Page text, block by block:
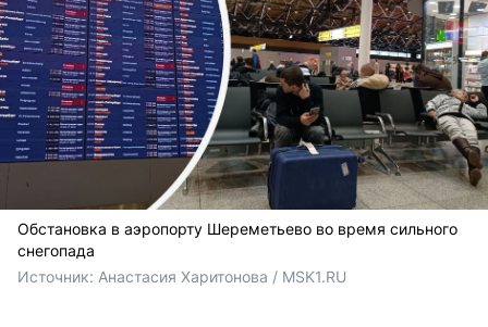
Обстановка в аэропорту Шереметьево во время сильного
снегопада
Источник: Анастасия Харитонова / MSK1.RU